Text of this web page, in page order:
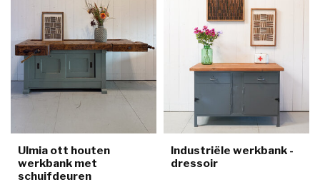
Ulmia ott houten
werkbank met
schuifdeuren
Industriële werkbank -
dressoir